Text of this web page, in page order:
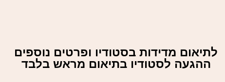
לתיאום מדידות בסטודיו ופרטים נוספים
ההגעה לסטודיו בתיאום מראש בלבד